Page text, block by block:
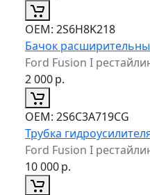
ОЕМ: 2S6H8K218
Бачок
Ford Fusion I
2 000р.
ОЕМ: 2S6C3A719CG
Трубка
Ford Fusion I
10 000р.